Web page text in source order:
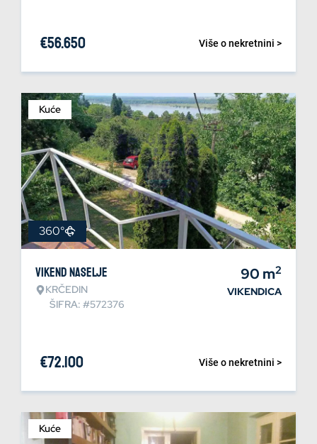
Više o nekretnini >
€56.650
Kuće
360°
Vikend naselje
KRČEDIN
ŠIFRA: #572376
90 m2
VIKENDICA
Više o nekretnini >
€72.100
Kuće